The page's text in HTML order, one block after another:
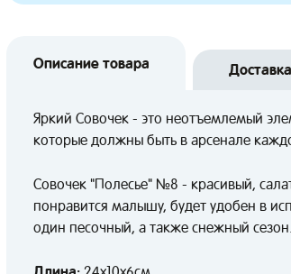
Описание товара Доставка
Яркий Совочек - это неотъемлемый
которые должны быть в арсенале
Совочек "Полесье" №8 - красивый,
понравится малышу, будет удобен в
один песочный, а также снежный сезон.